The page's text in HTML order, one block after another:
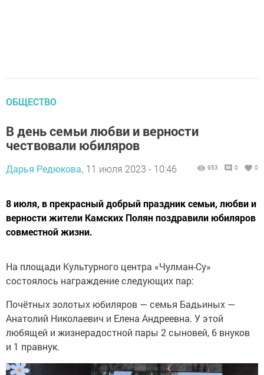
ОБЩЕСТВО
В день семьи любви и верности
чествовали юбиляров
Дарья Редюкова, 11 июля 2023 - 10:46 953 0 0
8 июля, в прекрасный добрый праздник семьи, любви и
верности жители Камских Полян поздравили юбиляров
совместной жизни.
На площади Культурного центра «Чулман-Су»
состоялось награждение следующих пар:
Почётных золотых юбиляров — семья Бадьиных —
Анатолий Николаевич и Елена Андреевна. У этой
любящей и жизнерадостной пары 2 сыновей, 6 внуков
и 1 правнук.